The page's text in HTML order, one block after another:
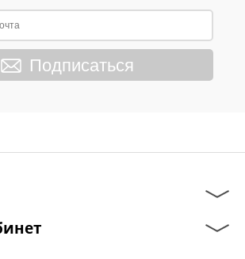
Подписаться